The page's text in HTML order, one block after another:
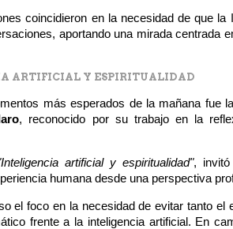
coincidieron en la necesidad de que la
aportando una mirada centrada
ARTIFICIAL Y ESPIRITUALIDAD
más esperados de la mañana fue
, reconocido por su trabajo en la
artificial y espiritualidad",
humana desde una perspectiva
el foco en la necesidad de evitar tanto el
frente a la inteligencia artificial. En